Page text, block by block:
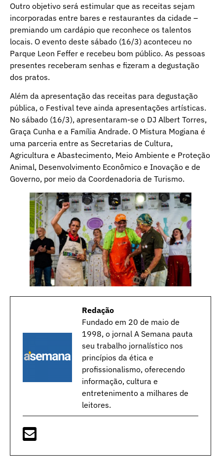
Outro objetivo será estimular que as receitas sejam
incorporadas entre bares e restaurantes da cidade –
premiando um cardápio que reconhece os talentos
locais. O evento deste sábado (16/3) aconteceu no
Parque Leon Feffer e recebeu bom público. As pessoas
presentes receberam senhas e fizeram a degustação
dos pratos.
Além da apresentação das receitas para degustação
pública, o Festival teve ainda apresentações artísticas.
No sábado (16/3), apresentaram-se o DJ Albert Torres,
Graça Cunha e a Família Andrade. O Mistura Mogiana é
uma parceria entre as Secretarias de Cultura,
Agricultura e Abastecimento, Meio Ambiente e Proteção
Animal, Desenvolvimento Econômico e Inovação e de
Governo, por meio da Coordenadoria de Turismo.
Redação
Fundado em 20 de maio de
1998, o jornal A Semana pauta
seu trabalho jornalístico nos
princípios da ética e
profissionalismo, oferecendo
informação, cultura e
entretenimento a milhares de
leitores.